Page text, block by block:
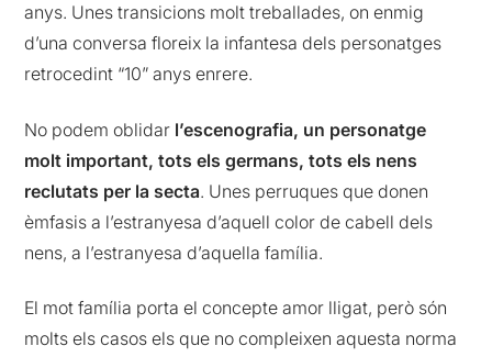
anys. Unes transicions molt treballades, on enmig
d’una conversa floreix la infantesa dels personatges
retrocedint “10” anys enrere.
No podem oblidar l’escenografia, un personatge
molt important, tots els germans, tots els nens
reclutats per la secta. Unes perruques que donen
èmfasis a l’estranyesa d’aquell color de cabell dels
nens, a l’estranyesa d’aquella família.
El mot família porta el concepte amor lligat, però són
molts els casos els que no compleixen aquesta norma